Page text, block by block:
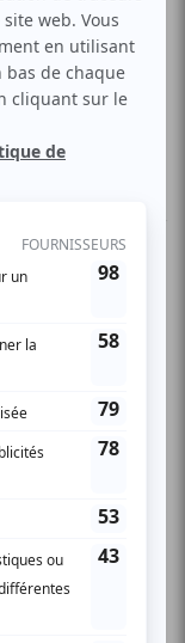
pop
leur premier CD:
vient de
Song Contest et
est disponible sur
Cité et à
Image+Nations.
pop
Harengs, chante
Faller est Iris
invités spéciaux
du